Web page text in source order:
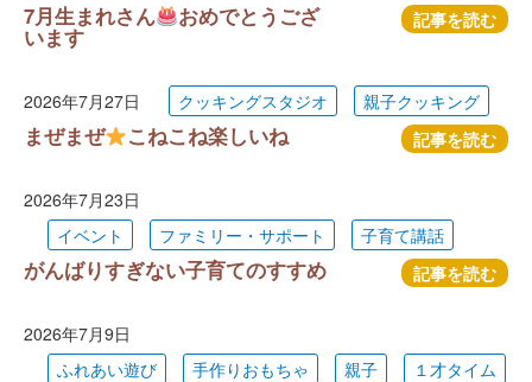
7月生まれさん おめでとうござ
います
記事を読む
2026年7月27日 クッキングスタジオ 親子クッキング
まぜまぜ こねこね楽しいね 記事を読む
2026年7月23日
イベント
ファミリー・サポート 子育て講話
がんばりすぎない子育てのすすめ 記事を読む
2026年7月9日
ふれあい遊び
手作りおもちゃ 親子 １才タイム